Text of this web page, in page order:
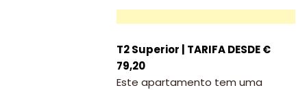
T2 Superior | TARIFA DESDE €
79,20
Este apartamento tem uma